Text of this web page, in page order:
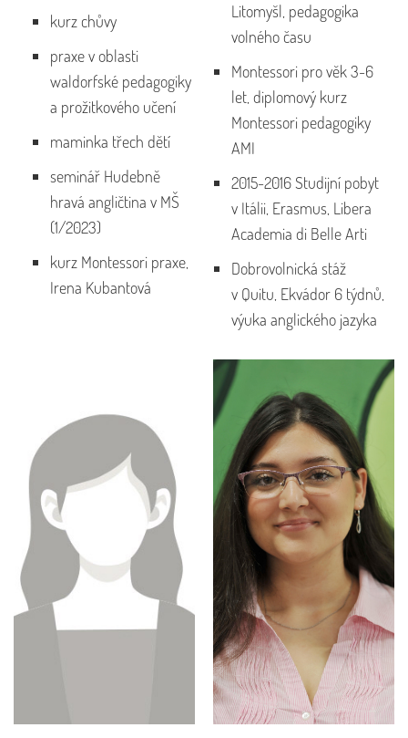
kurz chůvy
praxe v oblasti
waldorfské pedagogiky
a prožitkového učení
maminka třech dětí
seminář Hudebně
hravá angličtina v MŠ
(1/2023)
kurz Montessori praxe,
Irena Kubantová
Litomyšl, pedagogika
volného času
Montessori pro věk 3-6
let, diplomový kurz
Montessori pedagogiky
AMI
2015-2016 Studijní pobyt
v Itálii, Erasmus, Libera
Academia di Belle Arti
Dobrovolnická stáž
v Quitu, Ekvádor 6 týdnů,
výuka anglického jazyka